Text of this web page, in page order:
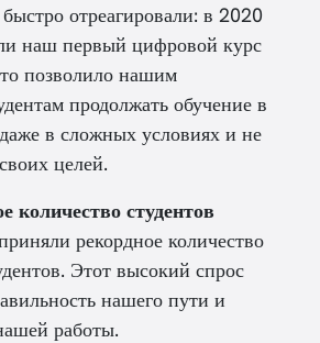
отреагировали: в 2020
наш первый цифровой курс
позволило нашим
продолжать обучение в
в сложных условиях и не
целей.
количество студентов
рекордное количество
Этот высокий спрос
нашего пути и
работы.